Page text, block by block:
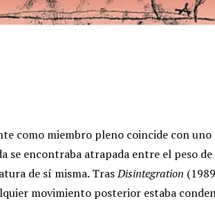
como miembro pleno coincide con
se encontraba atrapada entre el peso
de sí misma. TrasDisintegration
movimiento posterior estaba